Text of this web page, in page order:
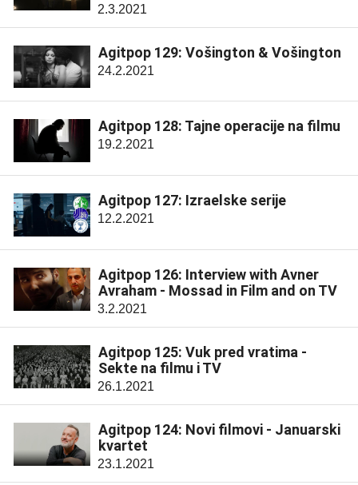
2.3.2021
Agitpop 129: Vošington & Vošington
24.2.2021
Agitpop 128: Tajne operacije na filmu
19.2.2021
Agitpop 127: Izraelske serije
12.2.2021
Agitpop 126: Interview with Avner
Avraham - Mossad in Film and on TV
3.2.2021
Agitpop 125: Vuk pred vratima -
Sekte na filmu i TV
26.1.2021
Agitpop 124: Novi filmovi - Januarski
kvartet
23.1.2021